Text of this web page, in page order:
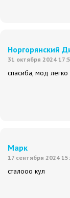
Норгорянский
31 октября 2024
спасиба, мод легко
Марк
17 сентября 2024
сталооо кул